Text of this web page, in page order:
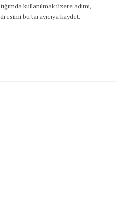
kullanılmak üzere adımı,
bu tarayıcıya kaydet.